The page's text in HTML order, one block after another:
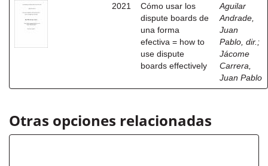
2021
Cómo usar los
dispute boards de
una forma
efectiva = how to
use dispute
boards effectively
Aguilar
Andrade,
Juan
Pablo, dir. ;
Jácome
Carrera,
Juan Pablo
Otras opciones relacionadas